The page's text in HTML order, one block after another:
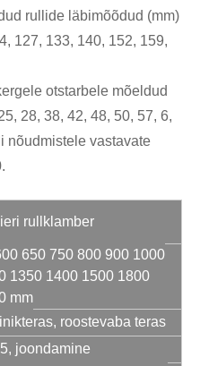
rullide läbimõõdud (mm)
127, 133, 140, 152, 159,
otstarbele mõeldud
28, 38, 42, 48, 50, 57, 6,
nõudmistele vastavate
rullklamber
650 750 800 900 1000
1350 1400 1500 1800
mm
roostevaba teras
joondamine